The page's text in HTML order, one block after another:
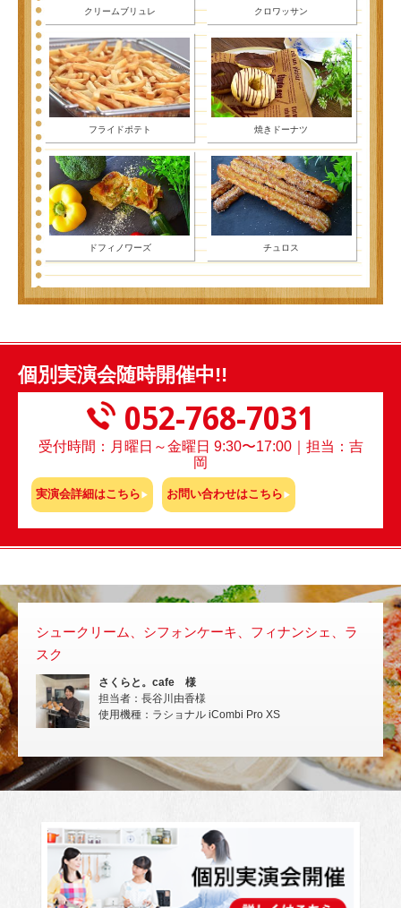
クリームブリュレ クロワッサン
フライドポテト 焼きドーナツ
ドフィノワーズ チュロス
個別実演会随時開催中!!
052-768-7031
受付時間：月曜日～金曜日 9:30〜17:00｜担当：吉
岡
実演会詳細はこちら お問い合わせはこちら
シュークリーム、シフォンケーキ、フィナンシェ、ラ
スク
さくらと。cafe 様
担当者：長谷川由香様
使用機種：ラショナル iCombi Pro XS
ス
い